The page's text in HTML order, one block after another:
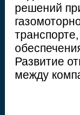
решений
Развитие
между